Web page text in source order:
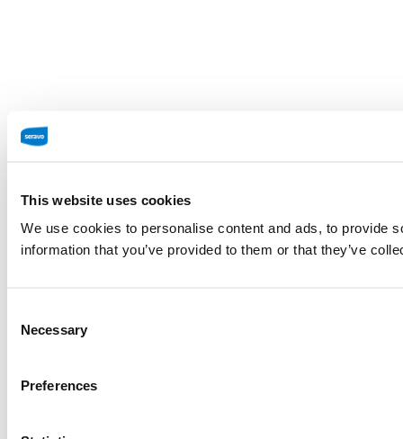
This website uses cookies
We use cookies to personalise content and ads, to provide
information that you’ve provided to them or that they’ve
Selection
Necessary
Preferences